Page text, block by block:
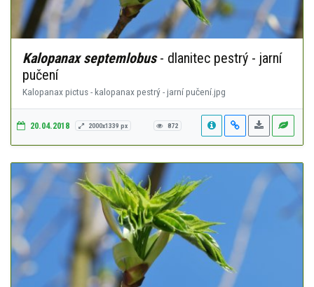
Kalopanax septemlobus- dlanitec pestrý - jarní
pučení
Kalopanax pictus - kalopanax pestrý - jarní pučení.jpg
20.04.2018 2000x1339 px 872